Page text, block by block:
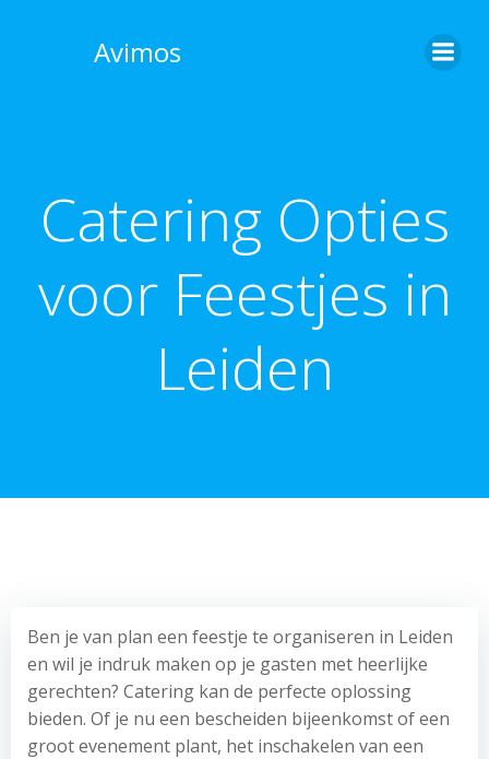
Avimos
Catering Opties
voor Feestjes in
Leiden
Ben je van plan een feestje te organiseren in Leiden
en wil je indruk maken op je gasten met heerlijke
gerechten? Catering kan de perfecte oplossing
bieden. Of je nu een bescheiden bijeenkomst of een
groot evenement plant, het inschakelen van een